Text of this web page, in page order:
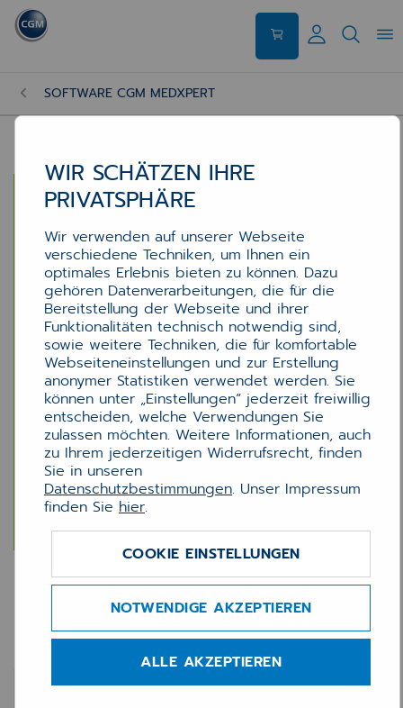
SOFTWARE CGM MEDXPERT
MEDX Cloud Update
Ihre Software immer auf dem neuesten Stand,
0,01 €
WIR SCHÄTZEN IHRE
PRIVATSPHÄRE
Wir verwenden auf unserer Webseite
verschiedene Techniken, um Ihnen ein
optimales Erlebnis bieten zu können. Dazu
gehören Datenverarbeitungen, die für die
Bereitstellung der Webseite und ihrer
Funktionalitäten technisch notwendig sind,
sowie weitere Techniken, die für komfortable
Webseiteneinstellungen und zur Erstellung
anonymer Statistiken verwendet werden. Sie
können unter „Einstellungen“ jederzeit freiwillig
entscheiden, welche Verwendungen Sie
zulassen möchten. Weitere Informationen, auch
zu Ihrem jederzeitigen Widerrufsrecht, finden
Sie in unseren
Datenschutzbestimmungen. Unser Impressum
finden Sie hier.
COOKIE EINSTELLUNGEN
NOTWENDIGE AKZEPTIEREN
ALLE AKZEPTIEREN